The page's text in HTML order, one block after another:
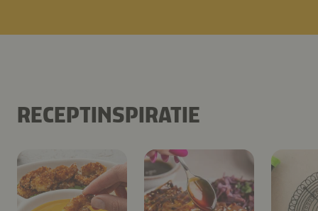
RECEPTINSPIRATIE